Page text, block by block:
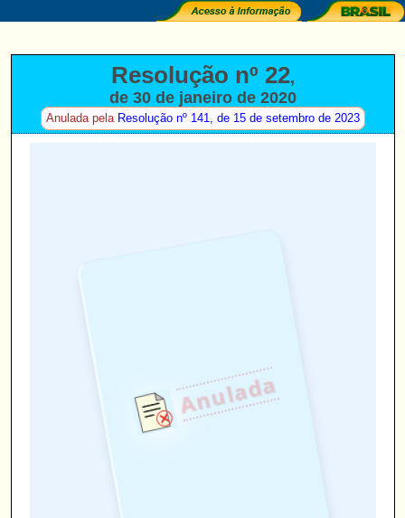
Anulada
Resolução nº 22,
de 30 de janeiro de 2020
Anulada pela Resolução nº 141, de 15 de setembro de 2023 )